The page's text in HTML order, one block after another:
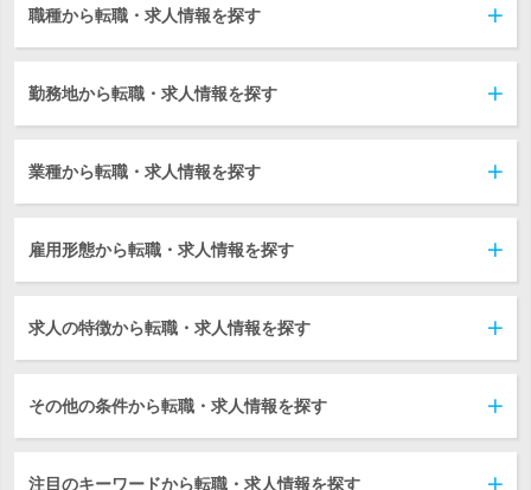
職種から転職・求人情報を探す
勤務地から転職・求人情報を探す
業種から転職・求人情報を探す
雇用形態から転職・求人情報を探す
求人の特徴から転職・求人情報を探す
その他の条件から転職・求人情報を探す
注目のキーワードから転職・求人情報を探す